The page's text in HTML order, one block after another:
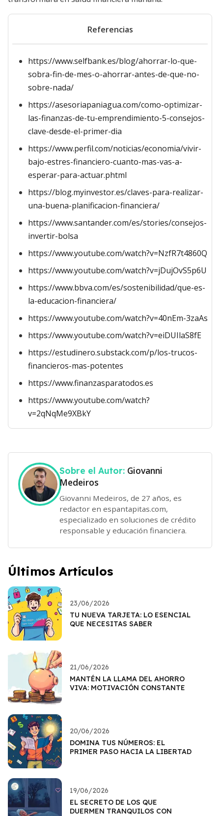
Referencias
https://www.selfbank.es/blog/ahorrar-lo-que-
sobra-fin-de-mes-o-ahorrar-antes-de-que-no-
sobre-nada/
https://asesoriapaniagua.com/como-optimizar-
las-finanzas-de-tu-emprendimiento-5-consejos-
clave-desde-el-primer-dia
https://www.perfil.com/noticias/economia/vivir-
bajo-estres-financiero-cuanto-mas-vas-a-
esperar-para-actuar.phtml
https://blog.myinvestor.es/claves-para-realizar-
una-buena-planificacion-financiera/
https://www.santander.com/es/stories/consejos-
invertir-bolsa
https://www.youtube.com/watch?v=NzfR7t4860Q
https://www.youtube.com/watch?v=jDujOvS5p6U
https://www.bbva.com/es/sostenibilidad/que-es-
la-educacion-financiera/
https://www.youtube.com/watch?v=40nEm-3zaAs
https://www.youtube.com/watch?v=eiDUIlaS8fE
https://estudinero.substack.com/p/los-trucos-
financieros-mas-potentes
https://www.finanzasparatodos.es
https://www.youtube.com/watch?
v=2qNqMe9XBkY
Sobre el Autor: Giovanni
Medeiros
Giovanni Medeiros, de 27 años, es
redactor en espantapitas.com,
especializado en soluciones de crédito
responsable y educación financiera.
Últimos Artículos
23/06/2026
TU NUEVA TARJETA: LO ESENCIAL
QUE NECESITAS SABER
21/06/2026
MANTÉN LA LLAMA DEL AHORRO
VIVA: MOTIVACIÓN CONSTANTE
20/06/2026
DOMINA TUS NÚMEROS: EL
PRIMER PASO HACIA LA LIBERTAD
19/06/2026
EL SECRETO DE LOS QUE
DUERMEN TRANQUILOS CON